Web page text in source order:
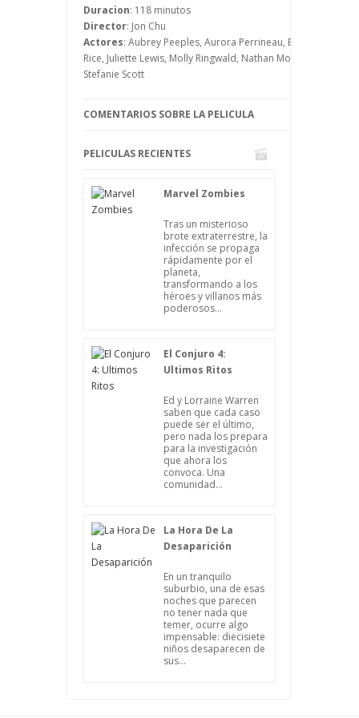
comienza gracias a Jerrica, que es la que
da el primer paso al subir la canción a
Internet.
Duracion: 118 minutos
Director: Jon Chu
Actores: Aubrey Peeples, Aurora Perrineau, Barnaby
Rice, Juliette Lewis, Molly Ringwald, Nathan Moore, Nicholas
Stefanie Scott
COMENTARIOS SOBRE LA PELICULA
PELICULAS RECIENTES
Marvel Zombies
Tras un misterioso
brote extraterrestre, la
infección se propaga
rápidamente por el
planeta,
transformando a los
héroes y villanos más
poderosos...
El Conjuro 4:
Ultimos Ritos
Ed y Lorraine Warren
saben que cada caso
puede ser el último,
pero nada los prepara
para la investigación
que ahora los
convoca. Una
comunidad...
La Hora De La
Desaparición
En un tranquilo
suburbio, una de esas
noches que parecen
no tener nada que
temer, ocurre algo
impensable: diecisiete
niños desaparecen de
sus...